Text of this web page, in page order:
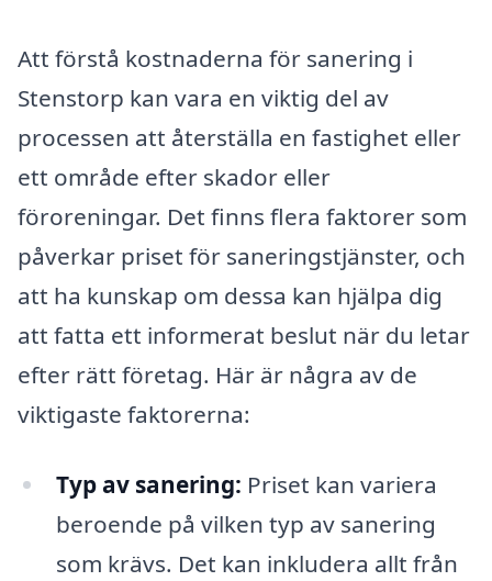
Att förstå kostnaderna för sanering i
Stenstorp kan vara en viktig del av
processen att återställa en fastighet eller
ett område efter skador eller
föroreningar. Det finns flera faktorer som
påverkar priset för saneringstjänster, och
att ha kunskap om dessa kan hjälpa dig
att fatta ett informerat beslut när du letar
efter rätt företag. Här är några av de
viktigaste faktorerna:
Typ av sanering: Priset kan variera
beroende på vilken typ av sanering
som krävs. Det kan inkludera allt från